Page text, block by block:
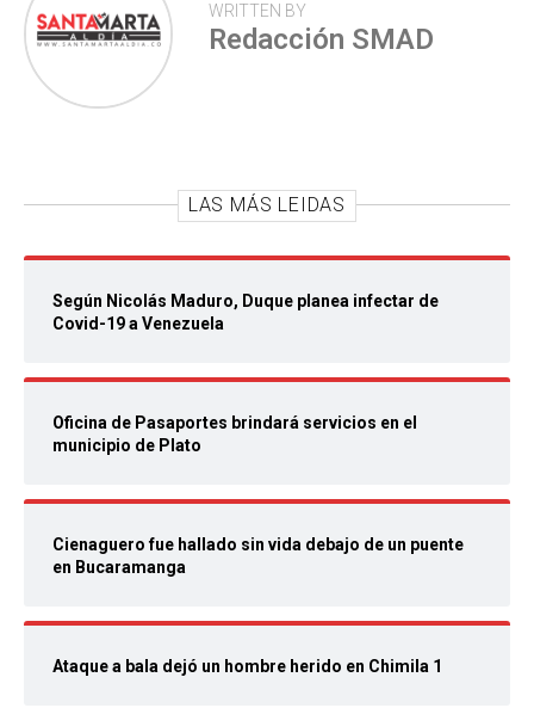
WRITTEN BY
Redacción SMAD
LAS MÁS LEIDAS
Según Nicolás Maduro, Duque planea infectar de
Covid-19 a Venezuela
Oficina de Pasaportes brindará servicios en el
municipio de Plato
Cienaguero fue hallado sin vida debajo de un puente
en Bucaramanga
Ataque a bala dejó un hombre herido en Chimila 1